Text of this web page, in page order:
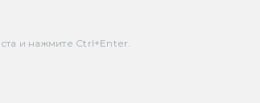
и нажмите Ctrl+Enter.